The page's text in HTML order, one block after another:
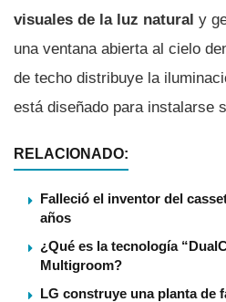
visuales de la luz natural y
una ventana abierta al cielo
de techo distribuye la
está diseñado para instalarse
RELACIONADO:
Falleció el inventor del
años
¿Qué es la tecnologí­a
Multigroom?
LG construye una planta de